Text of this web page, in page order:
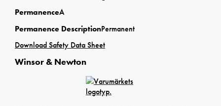
PermanenceA
Permanence DescriptionPermanent
Download Safety Data Sheet
Winsor & Newton